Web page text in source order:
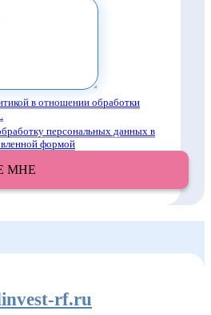
в отношении обработки
персональных данных в
формой
МНЕ
rf.ru